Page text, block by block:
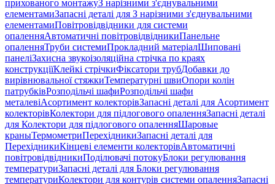
прихованого монтажуЗ нарізними з'єднувальними
елементамиЗапасні деталі для З нарізними з'єднувальними
елементамиПовітровідвідники для системи
опаленняАвтоматичні повітровідвідникиПанельне
опаленняТруби системиПрокладний матеріалШиповані
панеліЗахисна звукоізоляційна стрічка по краях
конструкціїКлейкі стрічкиФіксатори трубДобавки до
вирівнювальної стяжкиТемпературні швиОпори колін
патрубківРозподільчі шафиРозподільчі шафи
металевіАсортимент колекторівЗапасні деталі для Асортимент
колекторівКолектори для підлогового опаленняЗапасні деталі
для Колектори для підлогового опаленняШаровые
краныТермометриПерехідникиЗапасні деталі для
ПерехідникиКінцеві елементи колекторівАвтоматичні
повітровідвідникиПоділювачі потокуБлоки регулювання
температуриЗапасні деталі для Блоки регулювання
температуриКолектори для контурів системи опаленняЗапасні